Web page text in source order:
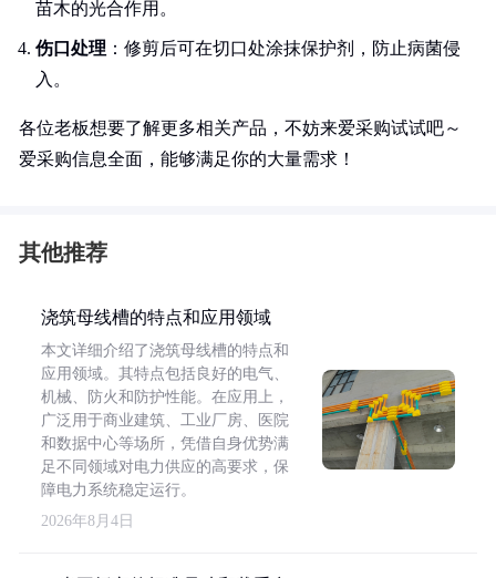
苗木的光合作用。
伤口处理 ：修剪后可在切口处涂抹保护剂，防止病菌侵
入。
各位老板想要了解更多相关产品，不妨来爱采购试试吧～
爱采购信息全面，能够满足你的大量需求！
其他推荐
浇筑母线槽的特点和应用领域
本文详细介绍了浇筑母线槽的特点和
应用领域。其特点包括良好的电气、
机械、防火和防护性能。在应用上，
广泛用于商业建筑、工业厂房、医院
和数据中心等场所，凭借自身优势满
足不同领域对电力供应的高要求，保
障电力系统稳定运行。
2026年8月4日